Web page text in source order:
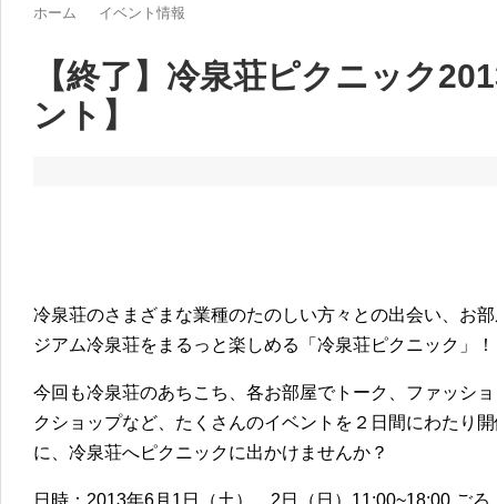
ホーム イベント情報
【終了】冷泉荘ピクニック
ント】
冷泉荘のさまざまな業種のたのしい方々との出会い、お
ジアム冷泉荘をまるっと楽しめる「冷泉荘ピクニック」！
今回も冷泉荘のあちこち、各お部屋でトーク、ファッシ
クショップなど、たくさんのイベントを２日間にわたり
に、冷泉荘へピクニックに出かけませんか？